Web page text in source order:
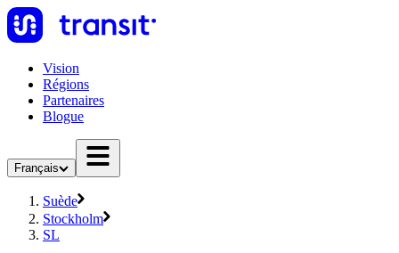
Vision
Régions
Partenaires
Blogue
Français
Suède
Stockholm
SL